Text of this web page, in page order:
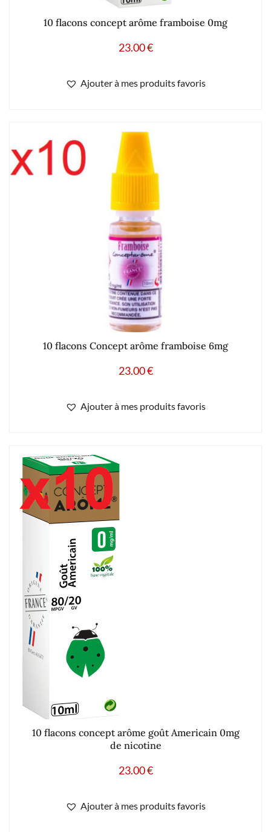
Ajouter à mes produits favoris
10 flacons Concept arôme framboise 6mg
Ajouter à mes produits favoris
10 flacons concept arôme goût Americain 0mg
de nicotine
23.00 €
Ajouter à mes produits favoris
l'expérience utilisateur et nous permettent de réaliser des
statistiques de visites. Nous vous recommandons d'accepter leur
pouvez choisir de les paramétrer en cliquant sur
Accepter